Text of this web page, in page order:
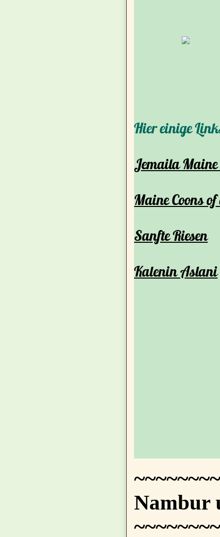
Hier einige
Jemaila Maine
Maine Coons
Sanfte Riesen
Kalenin Aslani
Nambur